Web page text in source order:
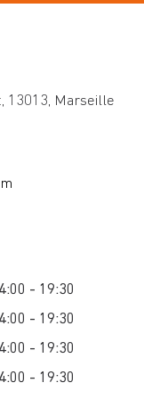
13013, Marseille
- 19:30
- 19:30
- 19:30
- 19:30